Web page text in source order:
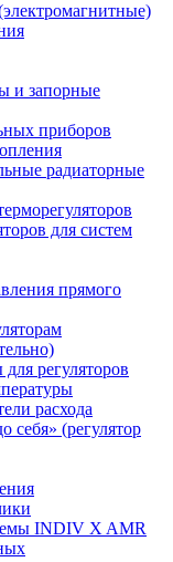
и запорные
приборов
радиаторные
для систем
прямого
регуляторов
расхода
себя» (регулятор
INDIV X AMR